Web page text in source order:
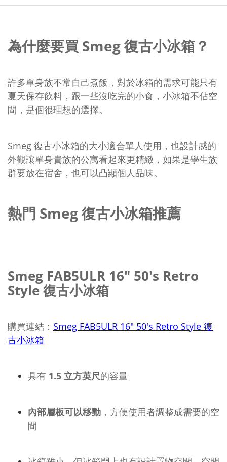
為什麼要買 Smeg 復古小冰箱？
許多單身族不常自己煮飯，對於冰箱的需求可能只有
夏天保存飲料，跟一些沒吃完的小食，小冰箱不佔空
間，是個很理想的選擇。
Smeg 復古小冰箱的大小適合單人使用，也設計感的
外觀讓單身貴族的公寓看起來更精緻，如果是學生族
群要放在宿舍，也可以凸顯個人品味。
熱門 Smeg 復古小冰箱推薦
Smeg FAB5ULR 16" 50's Retro
Style 復古小冰箱
購買連結： Smeg FAB5ULR 16" 50's Retro Style 復
古小冰箱
具有 1.5 立方英尺的容量
內部層板可以移動 ，方便使用者調整成需要的空
間